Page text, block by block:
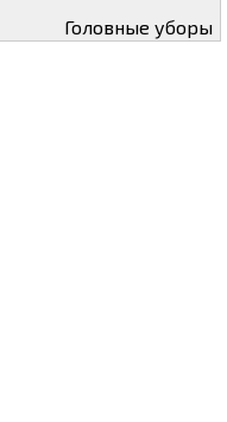
Головные уборы